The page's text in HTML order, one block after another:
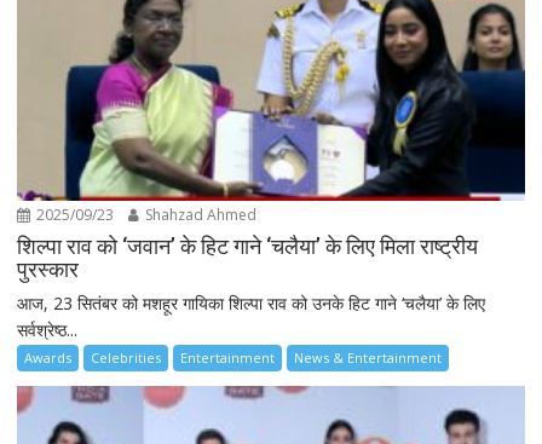
2025/09/23 Shahzad Ahmed
शिल्पा राव को ‘जवान’ के हिट गाने ‘चलैया’ के लिए मिला राष्ट्रीय
पुरस्कार
आज, 23 सितंबर को मशहूर गायिका शिल्पा राव को उनके हिट गाने ‘चलैया’ के लिए
सर्वश्रेष्ठ...
Awards Celebrities Entertainment News & Entertainment